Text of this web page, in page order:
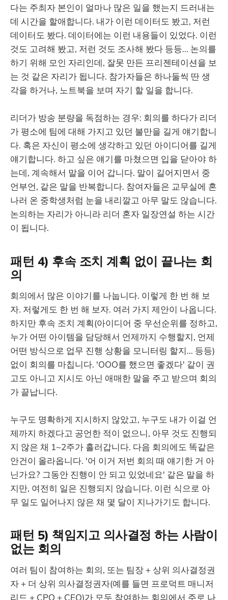
다는 주최자 본인이 얼마나 많은 일을 했는지 드러내는
데 시간을 할애합니다. 내가 이런 데이터도 봤고, 저런
데이터도 봤다. 데이터에는 이런 내용들이 있었다. 이런
것도 고려해 봤고, 저런 것도 조사해 봤다 등등... 논의를
하기 위해 모인 자리인데, 잘못 만든 프리젠테이션을 보
는 것 같은 자리가 됩니다. 참가자들은 하나둘씩 딴 생
각을 하거나, 노트북을 보며 자기 할 일을 합니다.
리더가 방송 분량을 독점하는 경우: 회의를 하다가 리더
가 평소에 팀에 대해 가지고 있던 불만을 길게 얘기합니
다. 혹은 자신이 평소에 생각하고 있던 아이디어를 길게
얘기합니다. 하고 싶은 얘기를 마쳤으면 입을 닫아야 하
는데, 계속해서 말을 이어 갑니다. 말이 길어지면서 중
언부언, 같은 말을 반복합니다. 참여자들은 교무실에 혼
나러 온 중학생처럼 눈을 내리깔고 아무 말도 않습니다.
논의하는 자리가 아니라 리더 혼자 일장연설 하는 시간
이 됩니다.
패턴 4) 후속 조치 계획 없이 끝나는 회
의
회의에서 많은 이야기를 나눕니다. 이렇게 한 번 해 보
자. 저렇게도 한 번 해 보자. 여러 가지 제안이 나옵니다.
하지만 후속 조치 계획(아이디어 중 우선순위를 정하고,
누가 어떤 아이템을 담당해서 언제까지 수행할지, 언제
어떤 방식으로 업무 진행 상황을 모니터링 할지... 등등)
없이 회의를 마칩니다. 'OOO를 했으면 좋겠다' 같이 권
고도 아니고 지시도 아닌 애매한 말을 주고 받으며 회의
가 끝납니다.
누구도 명확하게 지시하지 않았고, 누구도 내가 이걸 언
제까지 하겠다고 공언한 적이 없으니, 아무 것도 진행되
지 않은 채 1~2주가 흘러갑니다. 다음 회의에도 똑같은
안건이 올라옵니다. '어 이거 저번 회의 때 얘기한 거 아
닌가요? 그동안 진행이 안 되고 있었네요' 같은 말을 하
지만, 여전히 일은 진행되지 않습니다. 이런 식으로 아
무 일도 일어나지 않은 채 몇 달이 지나가기도 합니다.
패턴 5) 책임지고 의사결정 하는 사람이
없는 회의
여러 팀이 참여하는 회의, 또는 팀장 + 상위 의사결정권
자 + 더 상위 의사결정권자(예를 들면 프로덕트 매니저
리드 + CPO + CEO)가 모두 참여하는 회의에서 주로 나